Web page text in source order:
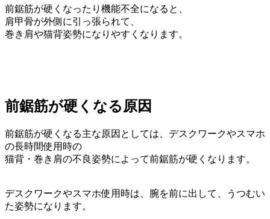
前鋸筋が硬くなったり機能不全になると、
肩甲骨が外側に引っ張られて、
巻き肩や猫背姿勢になりやすくなります。
前鋸筋が硬くなる原因
前鋸筋が硬くなる主な原因としては、デスクワークやスマホ
の長時間使用時の
猫背・巻き肩の不良姿勢によって前鋸筋が硬くなります。
デスクワークやスマホ使用時は、腕を前に出して、うつむい
た姿勢になります。